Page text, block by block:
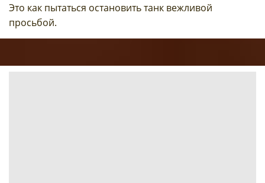
Это как пытаться остановить танк вежливой
просьбой.